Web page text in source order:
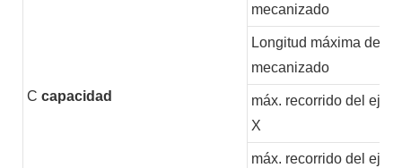
C capacidad
mecanizado
Longitud máxima de
mecanizado
máx. recorrido del eje
X
máx. recorrido del eje